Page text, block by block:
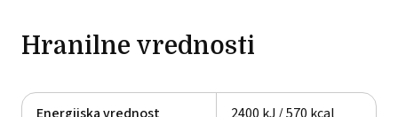
Hranilne vrednosti